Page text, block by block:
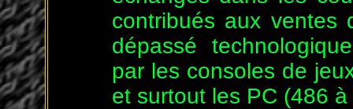
contribués aux ventes
dépassé
par les consoles de
et surtout les PC (486 à